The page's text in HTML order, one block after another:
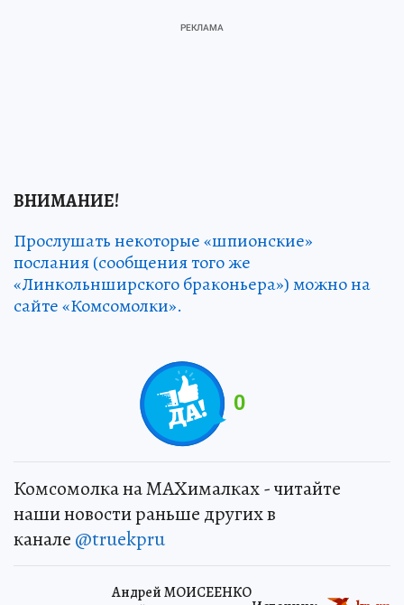
ВНИМАНИЕ!
Прослушать некоторые «шпионские»
послания (сообщения того же
«Линкольнширского браконьера») можно на
сайте «Комсомолки».
0
Комсомолка на MAXималках - читайте
наши новости раньше других в
канале @truekpru
Андрей МОИСЕЕНКО